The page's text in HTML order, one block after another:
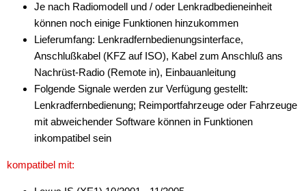
für Peugeot
für Pointiac
für Porsche
für Renault
für Rover
Je nach Radiomodell und / oder Lenkradbedieneinheit
können noch einige Funktionen hinzukommen
Lieferumfang: Lenkradfernbedienungsinterface,
Anschlußkabel (KFZ auf ISO), Kabel zum Anschluß ans
Nachrüst-Radio (Remote in), Einbauanleitung
Folgende Signale werden zur Verfügung gestellt:
Lenkradfernbedienung; Reimportfahrzeuge oder Fahrzeuge
mit abweichender Software können in Funktionen
inkompatibel sein
kompatibel mit: